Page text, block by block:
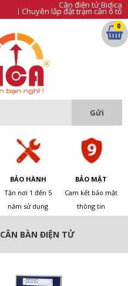
Cân điện tử Bidica
Chuyên lắp đặt trạm cân ô tô
BẢO HÀNH
Tận nơi 1 đến 5
năm sử dụng
BẢO MẬT
Cam kết bảo mật
thông tin
0
CÂN BÀN ĐIỆN TỬ